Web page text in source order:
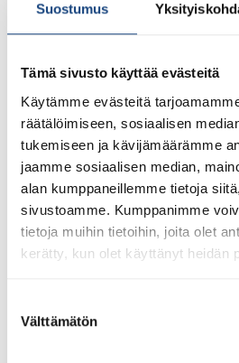
Suostumus
Tämä sivusto käyttää evästeitä
Käytämme evästeitä
räätälöimiseen, sosiaalisen
tukemiseen ja kävijämäärämme
jaamme sosiaalisen median,
alan kumppaneillemme tietoja
sivustoamme. Kumppanimme
tietoja muihin tietoihin, joita olet
kerätty, kun olet käyttänyt heidän
valinta
Välttämätön
Lambacka Markus (Koyama,
ohjelma
AVOIN PAINOLUOKKA, JUDO
02.07.2022 SALO
Järjestäjät: Salon Budoseura Ry,
Suomen Judoliitto Ry.
Salon sm-viikon kokonaisuuden
KOKO Tapahtuma.https://sm-
Akreditointi & Punnitus: klo 10:00 –